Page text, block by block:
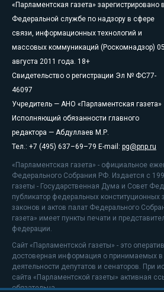
«Парламентская газета» зарегистрировано в
Федеральной службе по надзору в сфере
связи, информационных технологий и
массовых коммуникаций (Роскомнадзор) 05
августа 2011 года. 18+
Свидетельство о регистрации Эл № ФС77-
46097
Учредитель — АНО «Парламентская газета»
Исполняющий обязанности главного
редактора — Абдуллаев М.Р.
Тел.: +7 (495) 637–69–79 E-mail: pg@pnp.ru
«Парламентская газета» - официальное
Федерального Собрания РФ. Издается с
газеты - Государственная Дума и Совет
публикатор федеральных
законов и актов палат Федерального
газета» имеет пункты печати и
федерации.
Сайт «Парламентской газеты» - это
достоверная информация о принимаемых в
деятельности депутатов и сенаторов. При
сайта «Парламентской газеты» активная
обязательна.